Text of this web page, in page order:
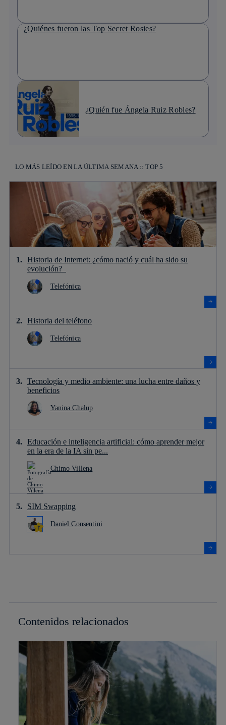
¿Quiénes fueron las Top Secret Rosies?
¿Quién fue Ángela Ruiz Robles?
LO MÁS LEÍDO EN LA ÚLTIMA SEMANA :: TOP 5
Historia de Internet: ¿cómo nació y cuál ha sido su
evolución?
Telefónica
Historia del teléfono
Telefónica
Tecnología y medio ambiente: una lucha entre daños y
beneficios
Yanina Chalup
Educación e inteligencia artificial: cómo aprender mejor
en la era de la IA sin pe...
Chimo Villena
SIM Swapping
Daniel Consentini
Contenidos relacionados